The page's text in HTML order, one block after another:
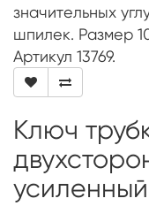
значительных
шпилек. Размер
Артикул 13769.
Ключ
усиленный